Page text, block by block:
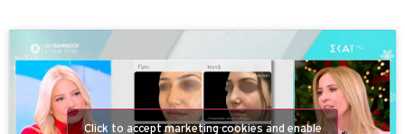
Click to accept marketing cookies and enable